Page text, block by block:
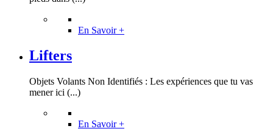
En Savoir +
Lifters
Objets Volants Non Identifiés : Les expériences que tu vas
mener ici (...)
En Savoir +